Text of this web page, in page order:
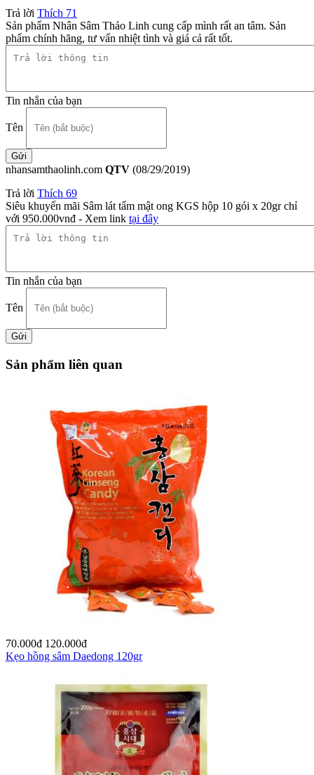
Trả lời Thích 71
Sản phẩm Nhân Sâm Thảo Linh cung cấp mình rất an tâm. Sản
phẩm chính hãng, tư vấn nhiệt tình và giá cả rất tốt.
Tin nhắn của bạn
Tên
nhansamthaolinh.com QTV (08/29/2019)
Trả lời Thích 69
Siêu khuyến mãi Sâm lát tẩm mật ong KGS hộp 10 gói x 20gr chỉ
với 950.000vnđ - Xem link tại đây
Tin nhắn của bạn
Tên
Sản phẩm liên quan
70.000đ 120.000đ
Kẹo hồng sâm Daedong 120gr